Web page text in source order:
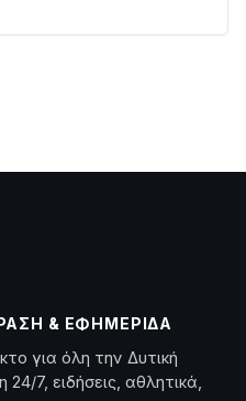
& ΕΦΗΜΕΡΊΔΑ
για όλη την Δυτική
7, ειδήσεις, αθλητικά,